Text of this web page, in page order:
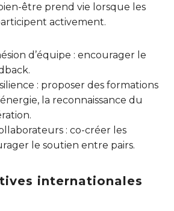
être prend vie lorsque les
activement.
d’équipe : encourager le
: proposer des formations
la reconnaissance du
: co-créer les
le soutien entre pairs.
internationales